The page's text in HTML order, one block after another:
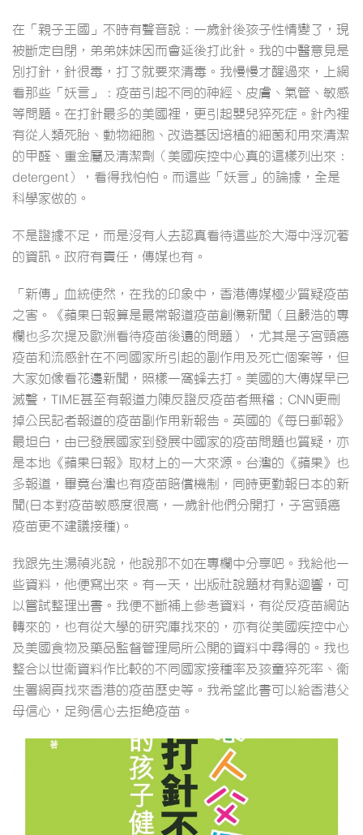
在「親子王國」不時有聲音說：一歲針後孩子性情變了，現
被斷定自閉，弟弟妹妹因而會延後打此針。我的中醫意見是
別打針，針很毒，打了就要來清毒。我慢慢才醒過來，上網
看那些「妖言」：疫苗引起不同的神經、皮膚、氣管、敏感
等問題。在打針最多的美國裡，更引起嬰兒猝死症。針內裡
有從人類死胎、動物細胞、改造基因培植的細菌和用來清潔
的甲醛、重金屬及清潔劑（美國疾控中心真的這樣列出來：
detergent），看得我怕怕。而這些「妖言」的論據，全是
科學家做的。
不是證據不足，而是沒有人去認真看待這些於大海中浮沉著
的資訊。政府有責任，傳媒也有。
「新傳」血統使然，在我的印象中，香港傳媒極少質疑疫苗
之害。《蘋果日報算是最常報道疫苗創傷新聞（且嚴浩的專
欄也多次提及歐洲看待疫苗後遺的問題），尤其是子宮頸癌
疫苗和流感針在不同國家所引起的副作用及死亡個案等，但
大家如像看花邊新聞，照樣一窩蜂去打。美國的大傳媒早已
滅聲，TIME甚至有報道力陳反證反疫苗者無稽；CNN更刪
掉公民記者報道的疫苗副作用新報告。英國的《每日郵報》
最坦白，由已發展國家到發展中國家的疫苗問題也質疑，亦
是本地《蘋果日報》取材上的一大來源。台灣的《蘋果》也
多報道，畢竟台灣也有疫苗賠償機制，同時更勤報日本的新
聞(日本對疫苗敏感度很高，一歲針他們分開打，子宮頸癌
疫苗更不建議接種)。
我跟先生湯禎兆說，他說那不如在專欄中分享吧。我給他一
些資料，他便寫出來。有一天，出版社說題材有點迴響，可
以嘗試整理出書。我便不斷補上參考資料，有從反疫苗網站
轉來的，也有從大學的研究庫找來的，亦有從美國疾控中心
及美國食物及藥品監督管理局所公開的資料中尋得的。我也
整合以世衞資料作比較的不同國家接種率及孩童猝死率、衞
生署網頁找來香港的疫苗歷史等。我希望此書可以給香港父
母信心，足夠信心去拒絶疫苗。